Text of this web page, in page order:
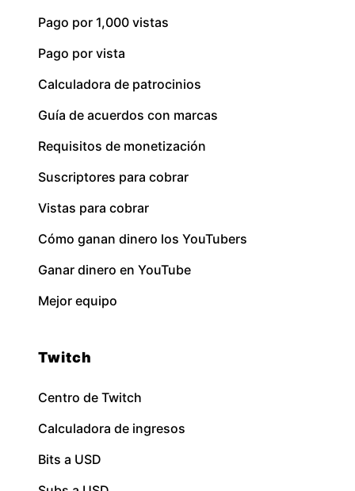
Pago por 1,000 vistas
Pago por vista
Calculadora de patrocinios
Guía de acuerdos con marcas
Requisitos de monetización
Suscriptores para cobrar
Vistas para cobrar
Cómo ganan dinero los YouTubers
Ganar dinero en YouTube
Mejor equipo
Twitch
Centro de Twitch
Calculadora de ingresos
Bits a USD